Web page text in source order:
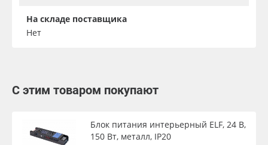
На складе поставщика
Нет
С этим товаром покупают
Блок питания интерьерный ELF, 24 В,
150 Вт, металл, IP20